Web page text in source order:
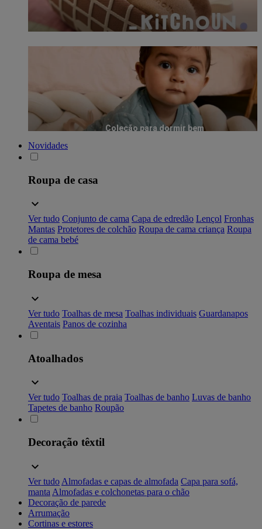
Coleção para dormir bem
Novidades
Roupa de casa
Ver tudo Conjunto de cama Capa de edredão Lençol Fronhas
Mantas Protetores de colchão Roupa de cama criança Roupa
de cama bebé
Roupa de mesa
Ver tudo Toalhas de mesa Toalhas individuais Guardanapos
Aventais Panos de cozinha
Atoalhados
Ver tudo Toalhas de praia Toalhas de banho Luvas de banho
Tapetes de banho Roupão
Decoração têxtil
Ver tudo Almofadas e capas de almofada Capa para sofá,
manta Almofadas e colchonetas para o chão
Decoração de parede
Arrumação
Cortinas e estores